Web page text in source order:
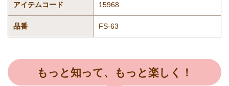
アイテムコード 15968
品番 FS-63
もっと知って、もっと楽しく！